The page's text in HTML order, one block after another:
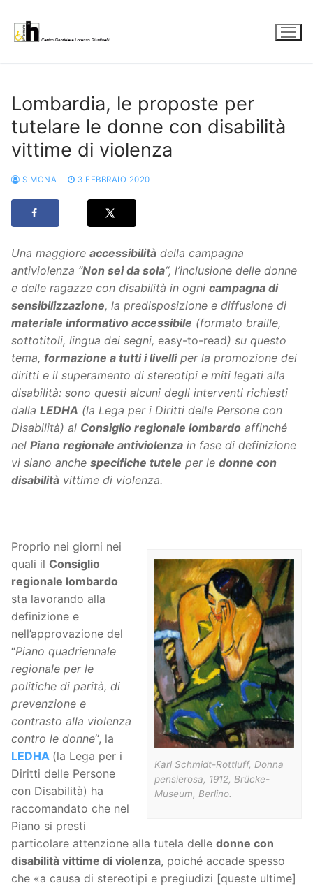
contenuto
Lombardia, le proposte per
tutelare le donne con disabilità
vittime di violenza
SIMONA 3 FEBBRAIO 2020
Una maggiore accessibilità della campagna
antiviolenza “Non sei da sola“, l’inclusione delle donne
e delle ragazze con disabilità in ogni campagna di
sensibilizzazione, la predisposizione e diffusione di
materiale informativo accessibile (formato braille,
sottotitoli, lingua dei segni, easy-to-read) su questo
tema, formazione a tutti i livelliper la promozione dei
diritti e il superamento di stereotipi e miti legati alla
disabilità: sono questi alcuni degli interventi richiesti
dalla LEDHA (la Lega per i Diritti delle Persone con
Disabilità) al Consiglio regionale lombardo affinché
nel Piano regionale antiviolenza in fase di definizione
vi siano anche specifiche tutele per le donne con
disabilità vittime di violenza.
Karl Schmidt-Rottluff, Donna
pensierosa, 1912, Brücke-
Museum, Berlino.
Proprio nei giorni nei
quali il Consiglio
regionale lombardo
sta lavorando alla
definizione e
nell’approvazione del
“Piano quadriennale
regionale per le
politiche di parità, di
prevenzione e
contrasto alla violenza
contro le donne“, la
LEDHA (la Lega per i
Diritti delle Persone
con Disabilità) ha
raccomandato che nel
Piano si presti
particolare attenzione alla tutela delle donne con
disabilità vittime di violenza, poiché accade spesso
che «a causa di stereotipi e pregiudizi [queste ultime]